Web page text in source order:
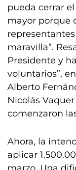
pueda cerrar
mayor porque
maravilla”.
Presidente y
voluntarios”,
Alberto
Nicolás
comenzaron
Ahora, la
aplicar